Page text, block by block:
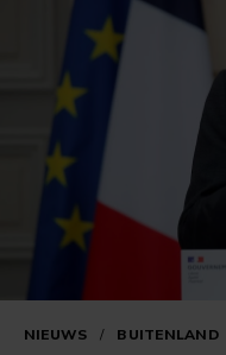
NIEUWS / BUITENLAND